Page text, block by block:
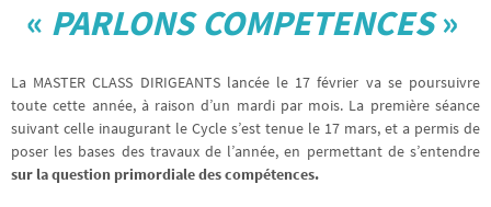
« PARLONS COMPETENCES»
La MASTER CLASS DIRIGEANTS lancée le 17 février va se poursuivre
toute cette année, à raison d’un mardi par mois. La première séance
suivant celle inaugurant le Cycle s’est tenue le 17 mars, et a permis de
poser les bases des travaux de l’année, en permettant de s’entendre
sur la question primordiale des compétences.